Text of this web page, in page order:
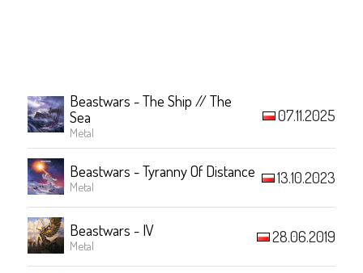
Beastwars - The Ship // The
Sea
Metal
07.11.2025
Beastwars - Tyranny Of Distance
Metal 13.10.2023
Beastwars - IV
Metal 28.06.2019